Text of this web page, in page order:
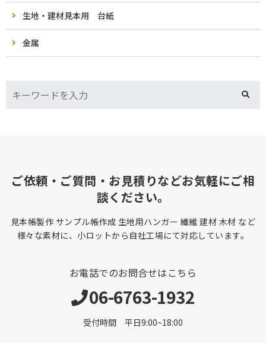
生地・建材見本用 台紙
金属
ご依頼・ご質問・お見積りなどお気軽にご相
談ください。
見本帳製作 サンプル帳作成 生地用ハンガー 繊維 建材 木材 など
様々な素材に、小ロットから自社工場にて対応しています。
お電話でのお問合せはこちら
06-6763-1932
受付時間 平日9:00~18:00